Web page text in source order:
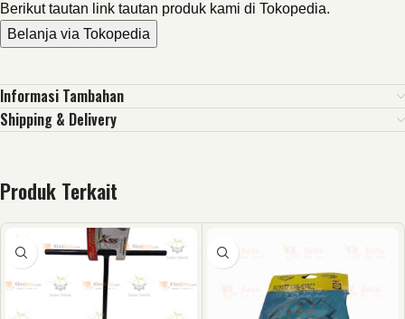
Berikut tautan link tautan produk kami di Tokopedia.
Belanja via Tokopedia
Informasi Tambahan
Shipping & Delivery
Produk Terkait